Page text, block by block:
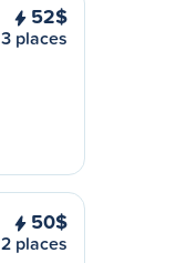
52$
3 places
50$
2 places